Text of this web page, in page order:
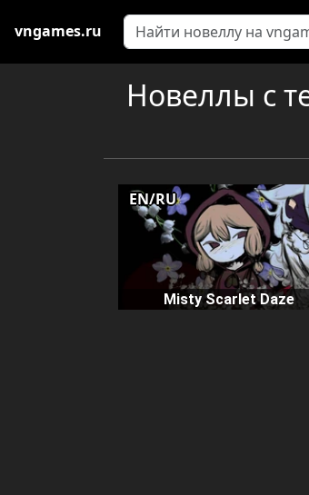
vngames.ru
Новеллы с
Misty Scarlet Daze
EN/RU